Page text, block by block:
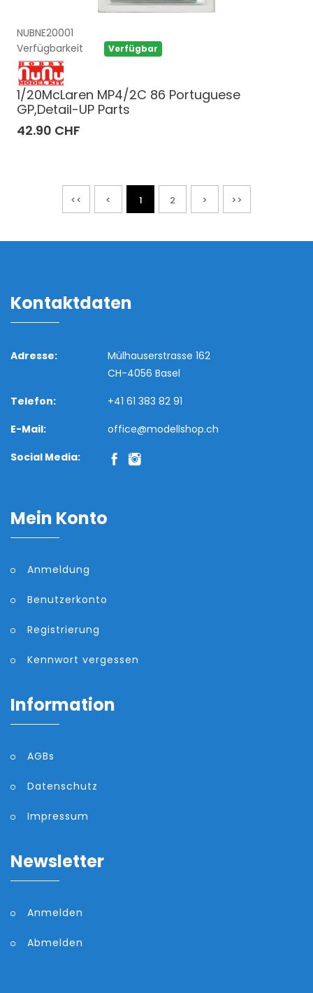
NUBNE20001
Verfügbarkeit
Verfügbar
1/20McLaren MP4/2C 86 Portuguese
GP,Detail-UP Parts
42.90 CHF
<< < 1 2 > >>
Kontaktdaten
Adresse:
Mülhauserstrasse 162
CH-4056 Basel
Telefon:
+41 61 383 82 91
E-Mail:
office@modellshop.ch
Social Media:
Mein Konto
Anmeldung
Benutzerkonto
Registrierung
Kennwort vergessen
Information
AGBs
Datenschutz
Impressum
Newsletter
Anmelden
Abmelden